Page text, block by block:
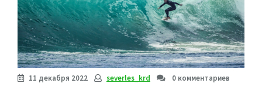
11 декабря 2022 severles_krd 0 комментариев